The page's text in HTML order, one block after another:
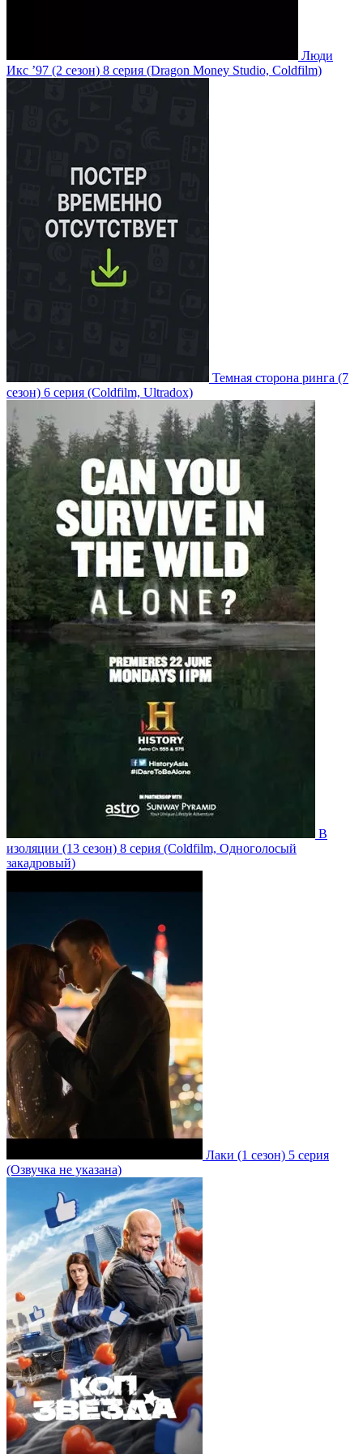
Люди
Икс ’97 (2 сезон) 8 серия (Dragon Money Studio, Coldfilm)
Темная сторона ринга (7
сезон) 6 серия (Coldfilm, Ultradox)
В
изоляции (13 сезон) 8 серия (Coldfilm, Одноголосый
закадровый)
Лаки (1 сезон) 5 серия
(Озвучка не указана)